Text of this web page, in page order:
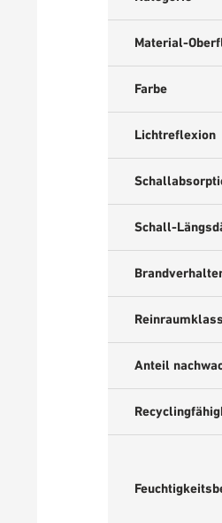
Material-
Farbe
Lichtreflexion
Schall-
Anteil